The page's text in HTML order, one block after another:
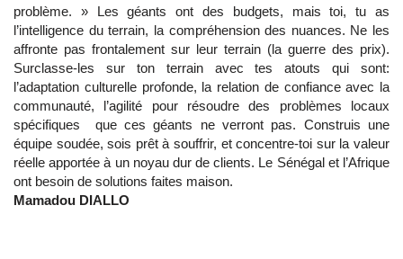
problème. » Les géants ont des budgets, mais toi, tu as
l’intelligence du terrain, la compréhension des nuances. Ne les
affronte pas frontalement sur leur terrain (la guerre des prix).
Surclasse-les sur ton terrain avec tes atouts qui sont:
l’adaptation culturelle profonde, la relation de confiance avec la
communauté, l’agilité pour résoudre des problèmes locaux
spécifiques que ces géants ne verront pas. Construis une
équipe soudée, sois prêt à souffrir, et concentre-toi sur la valeur
réelle apportée à un noyau dur de clients. Le Sénégal et l’Afrique
ont besoin de solutions faites maison.
Mamadou DIALLO